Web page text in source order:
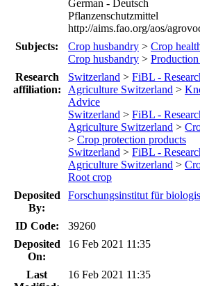
German - Deutsch
Pflanzenschutzmittel
http://aims.fao.org/aos/
Subjects:
Crop husbandry > Crop
Crop husbandry > Production
Research
affiliation:
Switzerland > FiBL -
Agriculture Switzerland >
Advice
Switzerland > FiBL -
Agriculture Switzerland >
> Crop protection products
Switzerland > FiBL -
Agriculture Switzerland >
Root crop
Deposited
By:
Forschungsinstitut für
ID Code:
39260
Deposited
On:
16 Feb 2021 11:35
Last
16 Feb 2021 11:35